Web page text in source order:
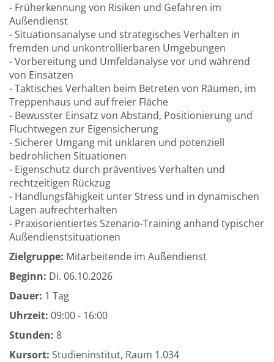
- Früherkennung von Risiken und Gefahren im
Außendienst
- Situationsanalyse und strategisches Verhalten in
fremden und unkontrollierbaren Umgebungen
- Vorbereitung und Umfeldanalyse vor und während
von Einsätzen
- Taktisches Verhalten beim Betreten von Räumen, im
Treppenhaus und auf freier Fläche
- Bewusster Einsatz von Abstand, Positionierung und
Fluchtwegen zur Eigensicherung
- Sicherer Umgang mit unklaren und potenziell
bedrohlichen Situationen
- Eigenschutz durch präventives Verhalten und
rechtzeitigen Rückzug
- Handlungsfähigkeit unter Stress und in dynamischen
Lagen aufrechterhalten
- Praxisorientiertes Szenario-Training anhand typischer
Außendienstsituationen
Zielgruppe: Mitarbeitende im Außendienst
Beginn: Di. 06.10.2026
Dauer: 1 Tag
Uhrzeit: 09:00 - 16:00
Stunden: 8
Kursort: Studieninstitut, Raum 1.034